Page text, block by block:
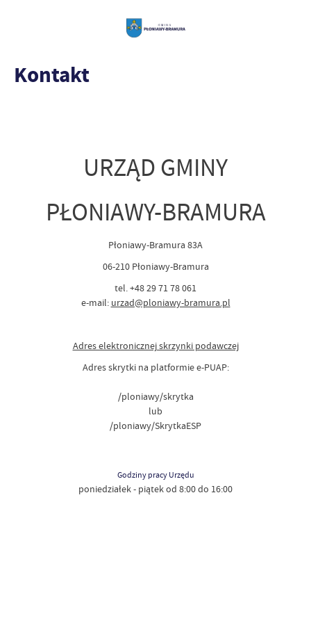
Kontakt
URZĄD GMINY
PŁONIAWY-BRAMURA
Płoniawy-Bramura 83A
06-210 Płoniawy-Bramura
tel. +48 29 71 78 061
e-mail: urzad@ploniawy-bramura.pl
Adres elektronicznej skrzynki podawczej
Adres skrytki na platformie e-PUAP:
/ploniawy/skrytka
lub
/ploniawy/SkrytkaESP
Godziny pracy Urzędu
poniedziałek - piątek od 8:00 do 16:00